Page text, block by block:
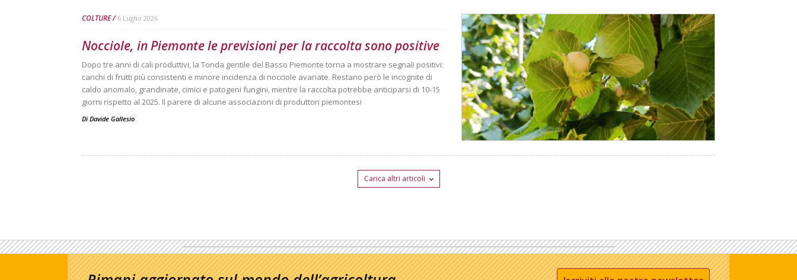
COLTURE 6 Luglio 2026
Nocciole, in Piemonte le previsioni per la raccolta sono positive
Dopo tre anni di cali produttivi, la Tonda gentile del Basso Piemonte torna a mostrare segnali positivi:
carichi di frutti più consistenti e minore incidenza di nocciole avariate. Restano però le incognite di
caldo anomalo, grandinate, cimici e patogeni fungini, mentre la raccolta potrebbe anticiparsi di 10-15
giorni rispetto al 2025. Il parere di alcune associazioni di produttori piemontesi
Di Davide Gallesio
Carica altri articoli